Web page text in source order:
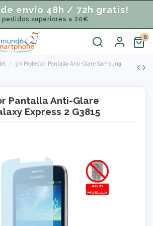
de envío 48h / 72h gratis!
pedidos superiores a 20€
3 X Protector Pantalla Anti-Glare Samsung
Pantalla Anti-Glare
Express 2 G3815